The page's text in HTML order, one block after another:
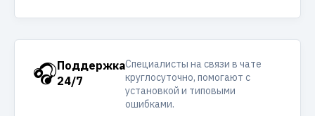
🎧Поддержка
24/7
Специалисты на связи в чате
круглосуточно, помогают с
установкой и типовыми
ошибками.